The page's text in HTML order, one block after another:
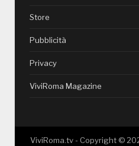
Store
Pubblicità
Privacy
ViviRoma Magazine
ViviRoma.tv - Copyright ©